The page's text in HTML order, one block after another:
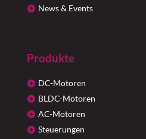
News & Events
Produkte
DC-Motoren
BLDC-Motoren
AC-Motoren
Steuerungen